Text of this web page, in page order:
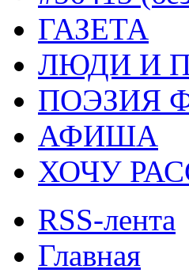
ГАЗЕТА
ЛЮДИ И
ПОЭЗИЯ
АФИША
ХОЧУ
RSS-лента
Главная